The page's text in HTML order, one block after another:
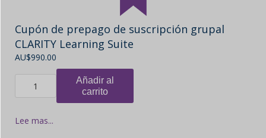
Cupón de prepago de suscripción grupal
CLARITY Learning Suite
AU$990.00
Añadir al
carrito
Lee mas...